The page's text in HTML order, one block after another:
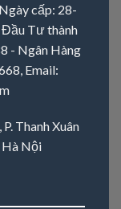
cấp: 28-
Tư thành
- Ngân Hàng
, Email:
Thanh Xuân
Hà Nội